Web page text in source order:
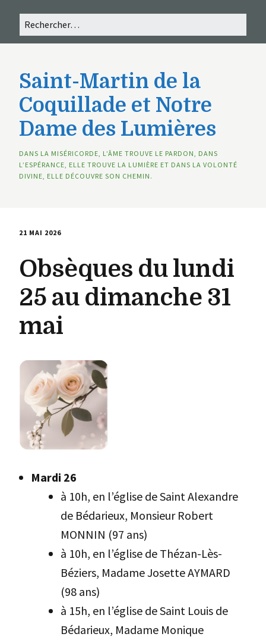
Saint-Martin de la
Coquillade et Notre
Dame des Lumières
DANS LA MISÉRICORDE, L’ÂME TROUVE LE PARDON, DANS
L’ESPÉRANCE, ELLE TROUVE LA LUMIÈRE ET DANS LA VOLONTÉ
DIVINE, ELLE DÉCOUVRE SON CHEMIN.
21 MAI 2026
Obsèques du lundi
25 au dimanche 31
mai
Mardi 26
à 10h, en l’église de Saint Alexandre
de Bédarieux, Monsieur Robert
MONNIN (97 ans)
à 10h, en l’église de Thézan-Lès-
Béziers, Madame Josette AYMARD
(98 ans)
à 15h, en l’église de Saint Louis de
Bédarieux, Madame Monique